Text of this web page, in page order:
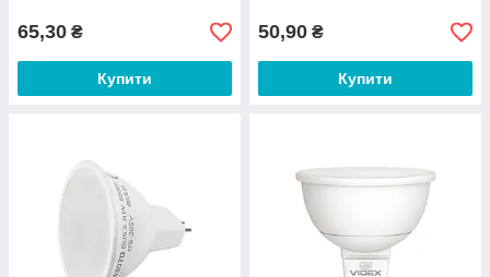
65,30 ₴
Купити
50,90 ₴
Купити